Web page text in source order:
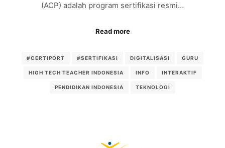
(ACP) adalah program sertifikasi resmi…
Read more
#CERTIPORT #SERTIFIKASI DIGITALISASI GURU
HIGH TECH TEACHER INDONESIA INFO INTERAKTIF
PENDIDIKAN INDONESIA TEKNOLOGI